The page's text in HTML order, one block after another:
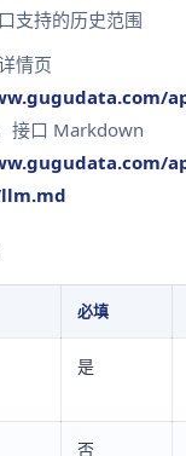
支持的历史范围
情页
接口 Markdown
必填
是
否